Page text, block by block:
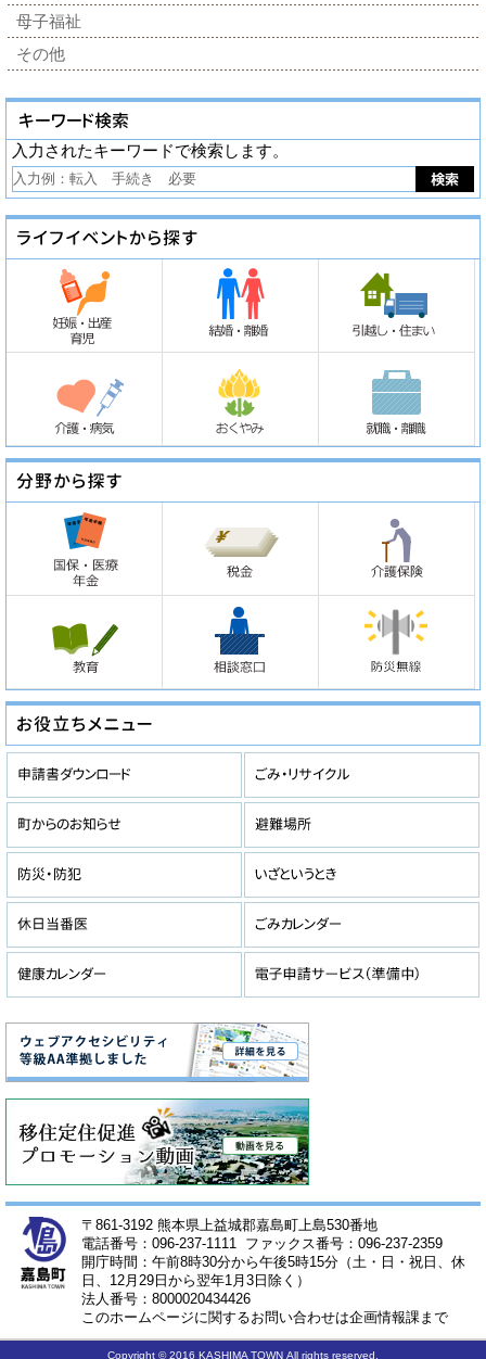
母子福祉
その他
入力されたキーワードで検索します。
〒861-3192 熊本県上益城郡嘉島町上島530番地
電話番号：096-237-1111 ファックス番号：096-237-2359
開庁時間：午前8時30分から午後5時15分（土・日・祝日、休
日、12月29日から翌年1月3日除く）
法人番号：8000020434426
このホームページに関するお問い合わせは企画情報課まで
Copyright © 2016 KASHIMA TOWN All rights reserved.